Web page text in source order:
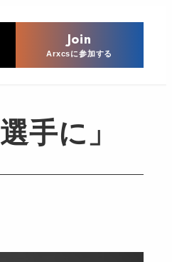
Join
Arxcsに参加する
手に」